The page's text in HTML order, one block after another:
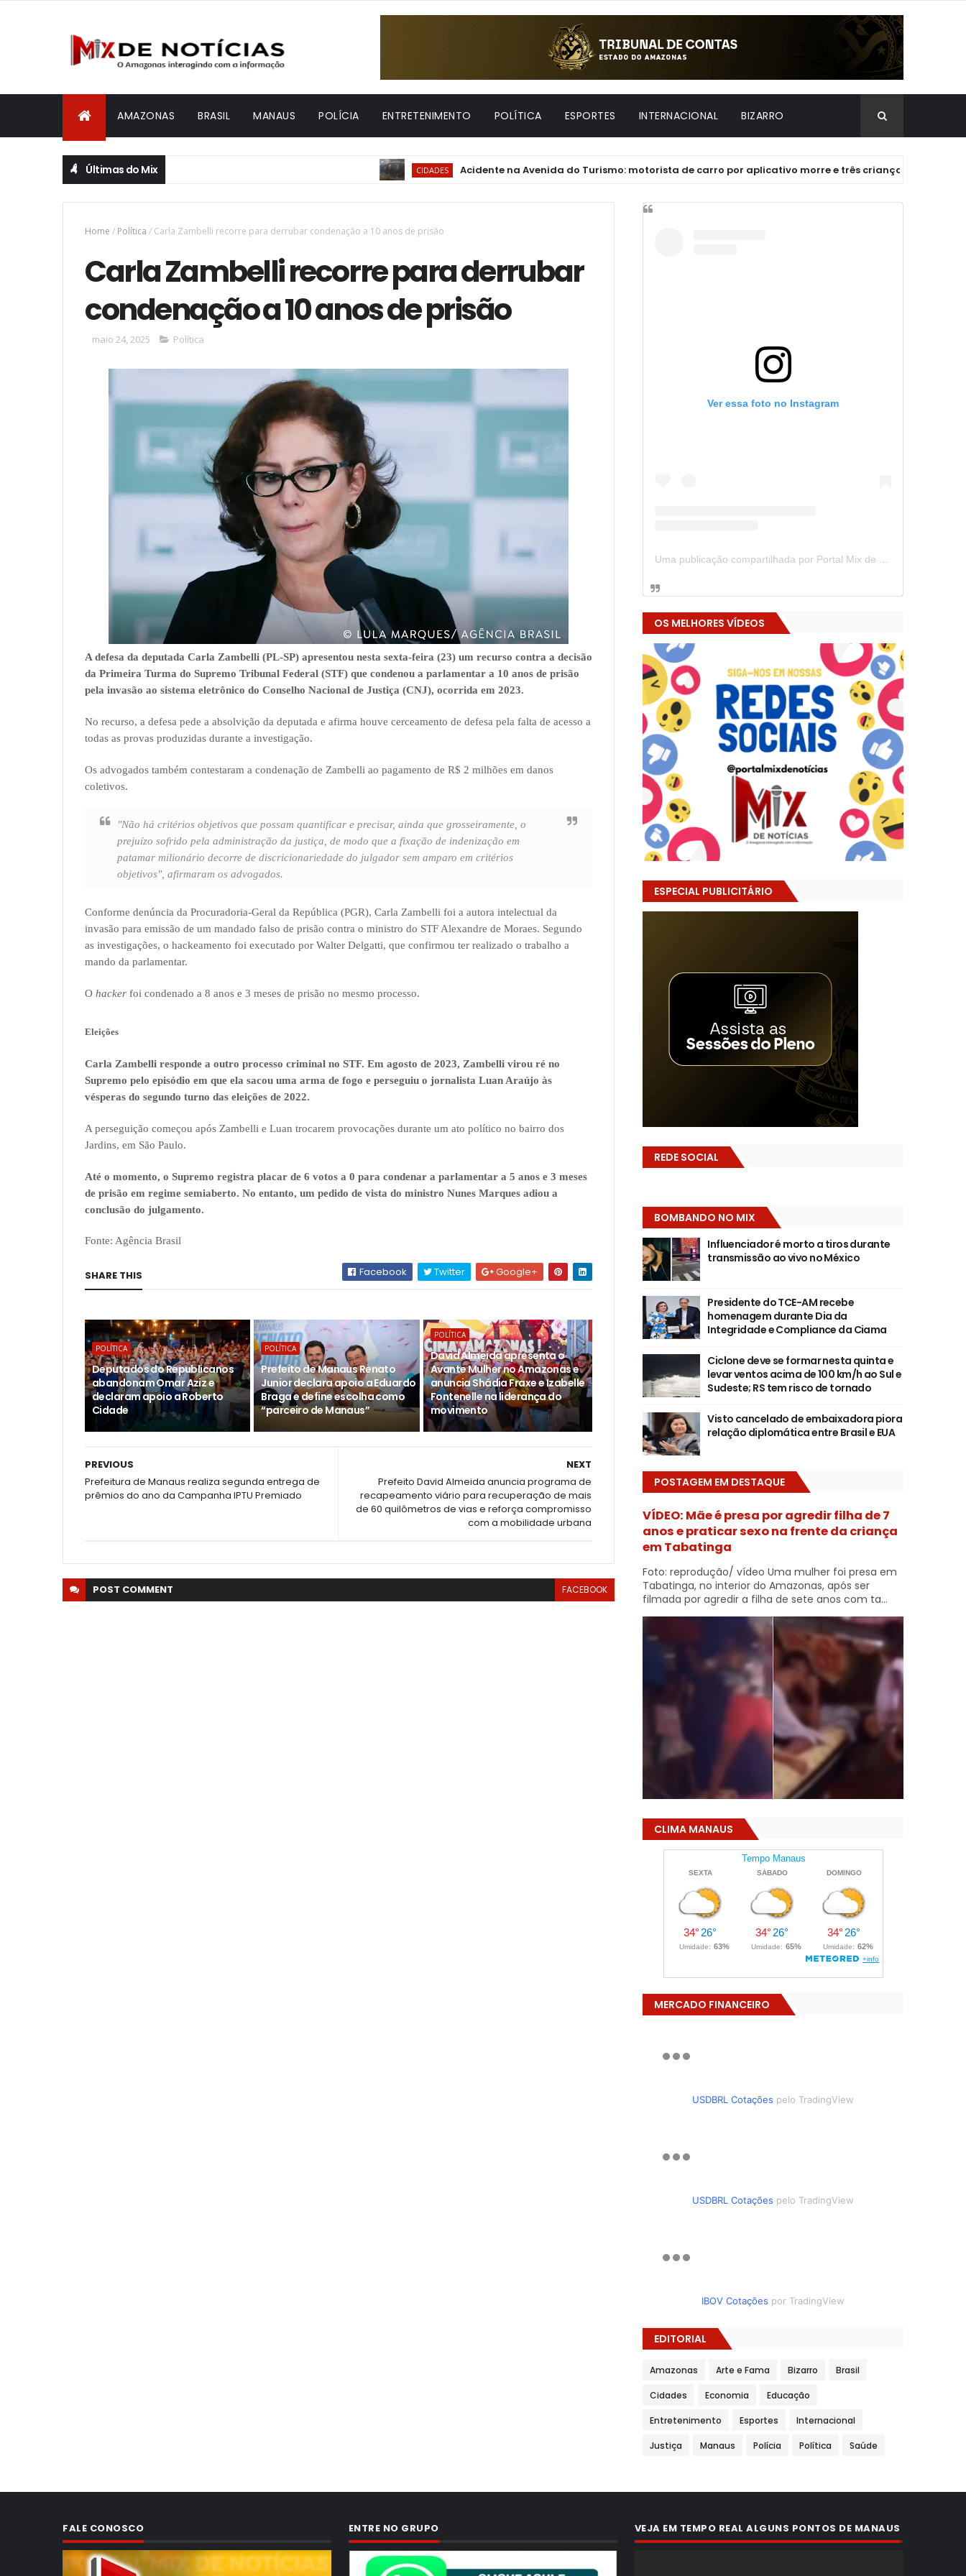
AMAZONAS BRASIL MANAUS POLÍCIA ENTRETENIMENTO POLÍTICA ESPORTES INTERNACIONAL BIZARRO
Últimas do Mix CIDADES Acidente na Avenida do Turismo: motorista de carro por aplicativo morre e três crianças ficam gravemente
Home / Política / Carla Zambelli recorre para derrubar condenação a 10 anos de prisão
Carla Zambelli recorre para derrubar
condenação a 10 anos de prisão
maio 24, 2025 Política
A defesa da deputada Carla Zambelli (PL-SP) apresentou nesta sexta-feira (23) um recurso contra a decisão
da Primeira Turma do Supremo Tribunal Federal (STF) que condenou a parlamentar a 10 anos de prisão
pela invasão ao sistema eletrônico do Conselho Nacional de Justiça (CNJ), ocorrida em 2023.
No recurso, a defesa pede a absolvição da deputada e afirma houve cerceamento de defesa pela falta de acesso a
todas as provas produzidas durante a investigação.
Os advogados também contestaram a condenação de Zambelli ao pagamento de R$ 2 milhões em danos
coletivos.
"Não há critérios objetivos que possam quantificar e precisar, ainda que grosseiramente, o
prejuízo sofrido pela administração da justiça, de modo que a fixação de indenização em
patamar milionário decorre de discricionariedade do julgador sem amparo em critérios
objetivos", afirmaram os advogados.
Conforme denúncia da Procuradoria-Geral da República (PGR), Carla Zambelli foi a autora intelectual da
invasão para emissão de um mandado falso de prisão contra o ministro do STF Alexandre de Moraes. Segundo
as investigações, o hackeamento foi executado por Walter Delgatti, que confirmou ter realizado o trabalho a
mando da parlamentar.
O hacker foi condenado a 8 anos e 3 meses de prisão no mesmo processo.
Eleições
Carla Zambelli responde a outro processo criminal no STF. Em agosto de 2023, Zambelli virou ré no
Supremo pelo episódio em que ela sacou uma arma de fogo e perseguiu o jornalista Luan Araújo às
vésperas do segundo turno das eleições de 2022.
A perseguição começou após Zambelli e Luan trocarem provocações durante um ato político no bairro dos
Jardins, em São Paulo.
Até o momento, o Supremo registra placar de 6 votos a 0 para condenar a parlamentar a 5 anos e 3 meses
de prisão em regime semiaberto. No entanto, um pedido de vista do ministro Nunes Marques adiou a
conclusão do julgamento.
Fonte: Agência Brasil
SHARE THIS Facebook Twitter Google+
POLÍTICA
Deputados do Republicanos
abandonam Omar Aziz e
declaram apoio a Roberto
Cidade
POLÍTICA
Prefeito de Manaus Renato
Junior declara apoio a Eduardo
Braga e define escolha como
“parceiro de Manaus”
POLÍTICA
David Almeida apresenta o
Avante Mulher no Amazonas e
anuncia Shádia Fraxe e Izabelle
Fontenelle na liderança do
movimento
NEXT
Prefeito David Almeida anuncia programa de
recapeamento viário para recuperação de mais
de 60 quilômetros de vias e reforça compromisso
com a mobilidade urbana
PREVIOUS
Prefeitura de Manaus realiza segunda entrega de
prêmios do ano da Campanha IPTU Premiado
POST COMMENT FACEBOOK
Ver essa foto no Instagram
Uma publicação compartilhada por Portal Mix de Notícias (@portalmixdenoticias)
OS MELHORES VÍDEOS
ESPECIAL PUBLICITÁRIO
REDE SOCIAL
BOMBANDO NO MIX
Influenciador é morto a tiros durante
transmissão ao vivo no México
Presidente do TCE-AM recebe
homenagem durante Dia da
Integridade e Compliance da Ciama
Ciclone deve se formar nesta quinta e
levar ventos acima de 100 km/h ao Sul e
Sudeste; RS tem risco de tornado
Visto cancelado de embaixadora piora
relação diplomática entre Brasil e EUA
POSTAGEM EM DESTAQUE
VÍDEO: Mãe é presa por agredir filha de 7
anos e praticar sexo na frente da criança
em Tabatinga
Foto: reprodução/ vídeo Uma mulher foi presa em
Tabatinga, no interior do Amazonas, após ser
filmada por agredir a filha de sete anos com ta...
CLIMA MANAUS
MERCADO FINANCEIRO
USDBRL Cotações pelo TradingView
USDBRL Cotações pelo TradingView
IBOV Cotações por TradingView
EDITORIAL
Amazonas Arte e Fama Bizarro Brasil
Cidades Economia Educação
Entretenimento Esportes Internacional
Justiça Manaus Polícia Política Saúde
FALE CONOSCO ENTRE NO GRUPO VEJA EM TEMPO REAL ALGUNS PONTOS DE MANAUS